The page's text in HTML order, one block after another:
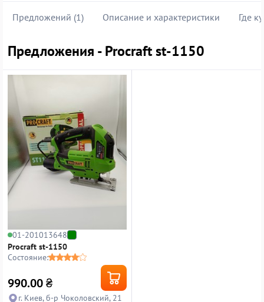
Предложений (1) Описание и характеристики Где
Предложения - Procraft st-1150
01-201013648
Procraft st-1150
Состояние:
990.00₴
г. Киев, б-р Чоколовский, 21